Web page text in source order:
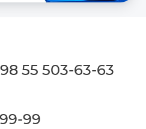
55 503-63-63
99